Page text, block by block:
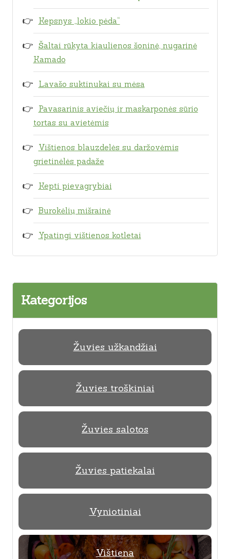
Kepsnys „lokio pėda“
Šaltai rūkyta kiaulienos šoninė, nugarinė
Kamado
Lavašo suktinukai su mėsa
Pavasarinis aviečių ir maskarponės sūrio
tortas su avietėmis
Vištienos blauzdelės su daržovėmis
grietinėlės padaže
Kepti pievagrybiai
Burokėlių mišrainė
Ypatingi vištienos kotletai
Kategorijos
Žuvies užkandžiai
Žuvies troškiniai
Žuvies salotos
Žuvies patiekalai
Vyniotiniai
Vištiena